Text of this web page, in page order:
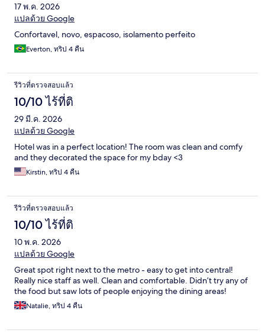
17 พ.ค. 2026
แปลด้วย Google
Confortavel, novo, espacoso, isolamento perfeito
Everton, ทริป 4 คืน
รีวิวที่ตรวจสอบแล้ว
10/10 ไร้ที่ติ
29 มี.ค. 2026
แปลด้วย Google
Hotel was in a perfect location! The room was clean and comfy
and they decorated the space for my bday <3
Kirstin, ทริป 4 คืน
รีวิวที่ตรวจสอบแล้ว
10/10 ไร้ที่ติ
10 พ.ค. 2026
แปลด้วย Google
Great spot right next to the metro - easy to get into central!
Really nice staff as well. Clean and comfortable. Didn’t try any of
the food but saw lots of people enjoying the dining areas!
Natalie, ทริป 4 คืน